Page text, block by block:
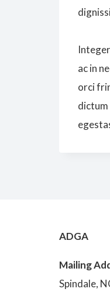
ac in
orci
dictum
ADGA
Mailing
Spindale,